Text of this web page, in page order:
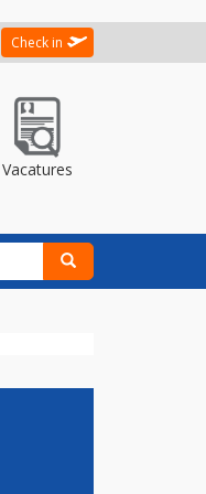
Check in
Vacatures